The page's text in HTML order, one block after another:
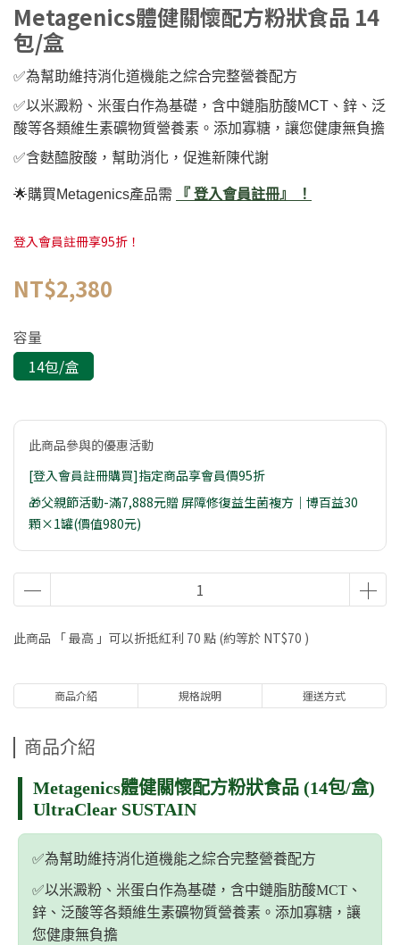
Metagenics體健關懷配方粉狀食品 14
包/盒
✅️為幫助維持消化道機能之綜合完整營養配方
✅️以米澱粉、米蛋白作為基礎，含中鏈脂肪酸MCT、鋅、泛
酸等各類維生素礦物質營養素。添加寡糖，讓您健康無負擔
✅️含麩醯胺酸，幫助消化，促進新陳代謝
🌟購買Metagenics產品需 『 登入會員註冊』 ！
登入會員註冊享95折！
NT$2,380
容量
14包/盒
此商品參與的優惠活動
[登入會員註冊購買]指定商品享會員價95折
🎁父親節活動-滿7,888元贈 屏障修復益生菌複方｜博百益30
顆×1罐(價值980元)
此商品 「 最高 」可以折抵紅利 70 點 (約等於 NT$70 )
商品介紹 規格說明 運送方式
商品介紹
Metagenics體健關懷配方粉狀食品 (14包/盒)
UltraClear SUSTAIN
✅️為幫助維持消化道機能之綜合完整營養配方
✅️以米澱粉、米蛋白作為基礎，含中鏈脂肪酸MCT、
鋅、泛酸等各類維生素礦物質營養素。添加寡糖，讓
您健康無負擔